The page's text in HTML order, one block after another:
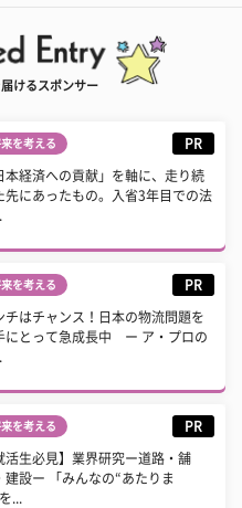
けるスポンサー
を考える PR
本経済への貢献」を軸に、走り続
先にあったもの。入省3年目での法
を考える PR
チはチャンス！日本の物流問題を
にとって急成長中 ー ア・プロの
を考える PR
活生必見】業界研究ー道路・舗
建設ー 「みんなの“あたりま
...